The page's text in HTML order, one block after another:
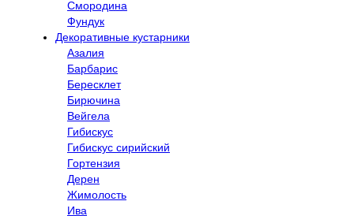
Смородина
Фундук
Декоративные кустарники
Азалия
Барбарис
Бересклет
Бирючина
Вейгела
Гибискус
Гибискус сирийский
Гортензия
Дерен
Жимолость
Ива